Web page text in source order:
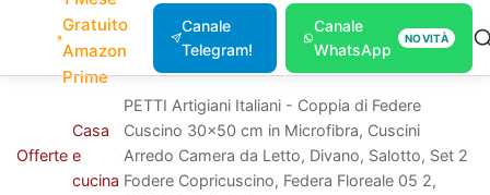
Gratuito
Amazon
Prime
Canale
Telegram!
Canale
WhatsApp
NOVITÀ
Offerte
Casa
e
cucina
PETTI Artigiani Italiani - Coppia di Federe
Cuscino 30x50 cm in Microfibra, Cuscini
Arredo Camera da Letto, Divano, Salotto, Set 2
Fodere Copricuscino, Federa Floreale 05 2,